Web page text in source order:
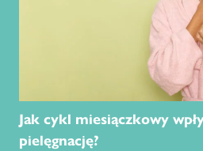
Jak cykl miesiączkowy
pielęgnację?